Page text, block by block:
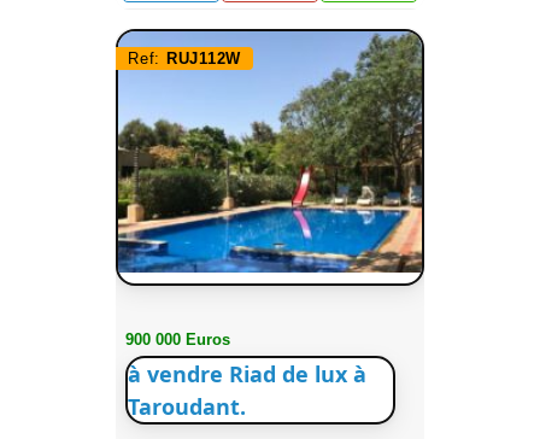
Ref: RUJ112W
900 000 Euros
à vendre Riad de lux à
Taroudant.